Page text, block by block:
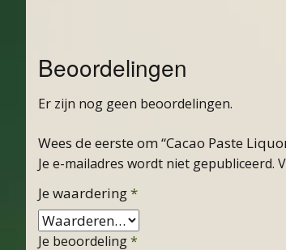
Beoordelingen
Er zijn nog geen beoordelingen.
Wees de eerste om “Cacao Paste
Je e-mailadres wordt niet gepubliceerd.
Je waardering*
Je beoordeling*